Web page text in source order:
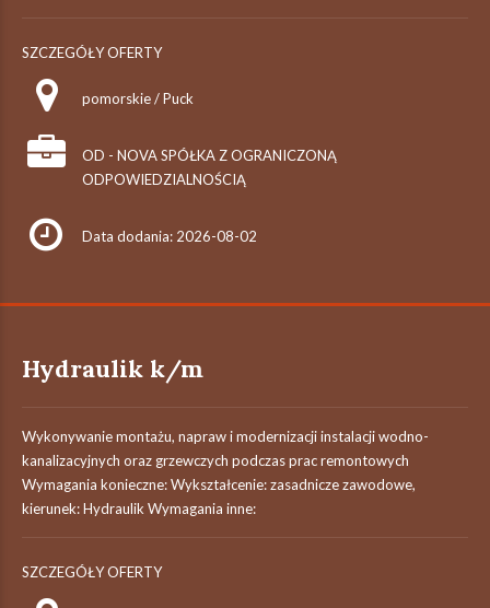
SZCZEGÓŁY OFERTY
pomorskie / Puck
OD - NOVA SPÓŁKA Z OGRANICZONĄ
ODPOWIEDZIALNOŚCIĄ
Data dodania: 2026-08-02
Hydraulik k/m
Wykonywanie montażu, napraw i modernizacji instalacji wodno-
kanalizacyjnych oraz grzewczych podczas prac remontowych
Wymagania konieczne: Wykształcenie: zasadnicze zawodowe,
kierunek: Hydraulik Wymagania inne:
SZCZEGÓŁY OFERTY